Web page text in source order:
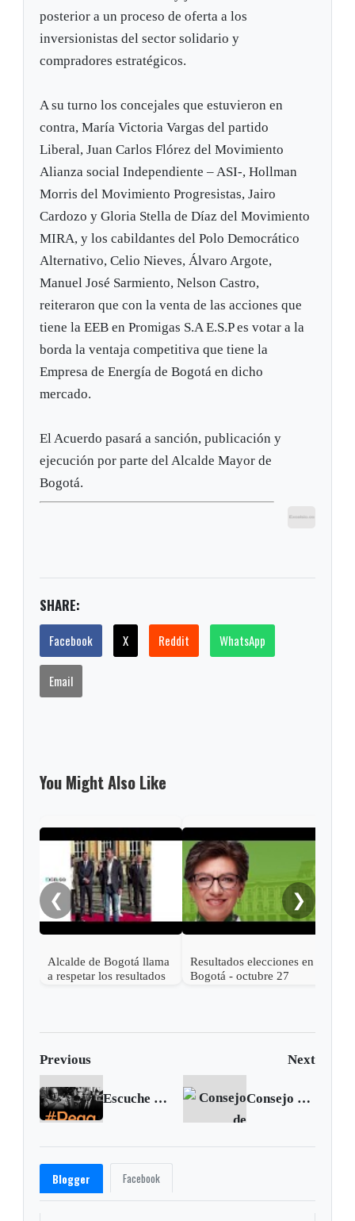
posterior a un proceso de oferta a los
inversionistas del sector solidario y
compradores estratégicos.
A su turno los concejales que estuvieron en
contra, María Victoria Vargas del partido
Liberal, Juan Carlos Flórez del Movimiento
Alianza social Independiente – ASI-, Hollman
Morris del Movimiento Progresistas, Jairo
Cardozo y Gloria Stella de Díaz del Movimiento
MIRA, y los cabildantes del Polo Democrático
Alternativo, Celio Nieves, Álvaro Argote,
Manuel José Sarmiento, Nelson Castro,
reiteraron que con la venta de las acciones que
tiene la EEB en Promigas S.A E.S.P es votar a la
borda la ventaja competitiva que tiene la
Empresa de Energía de Bogotá en dicho
mercado.
El Acuerdo pasará a sanción, publicación y
ejecución por parte del Alcalde Mayor de
Bogotá.
SHARE:
Facebook X Reddit WhatsApp
Email
You Might Also Like
❮
Alcalde de Bogotá llama
a respetar los resultados
Resultados elecciones en
Bogotá - octubre 27
❯
Previous Next
Escuche a Peláez y Gardeazábal en su Pega | Noviembre 30 de 2016 Consejo de Seguridad impone nuevas sanciones a Corea del Norte
Blogger Facebook